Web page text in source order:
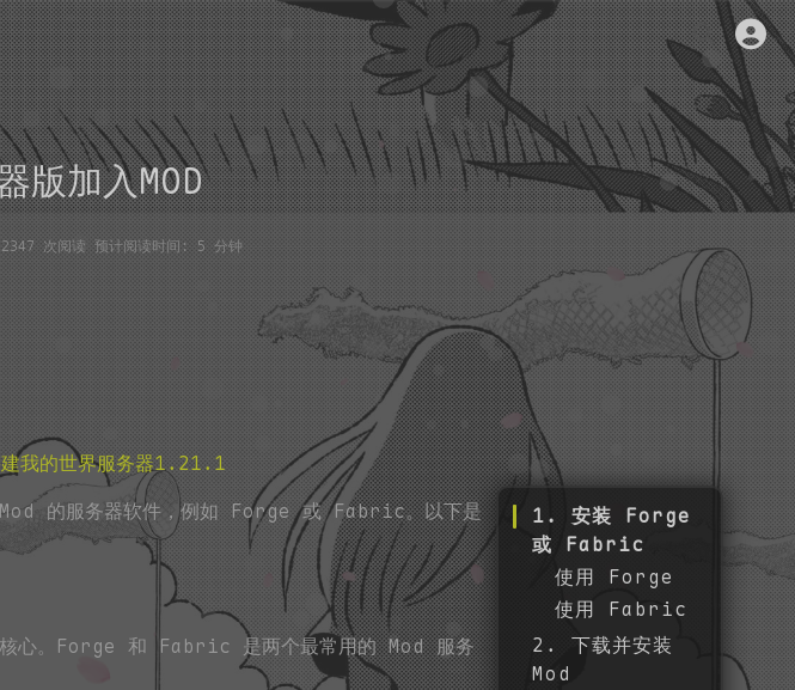
版加入MOD
次阅读 预计阅读时间: 5 分钟
我的世界服务器1.21.1
的服务器软件，例如 Forge 或 Fabric。以下是
心。Forge 和 Fabric 是两个最常用的 Mod 服务
1. 安装 Forge
或 Fabric
使用 Forge
使用 Fabric
2. 下载并安装
Mod